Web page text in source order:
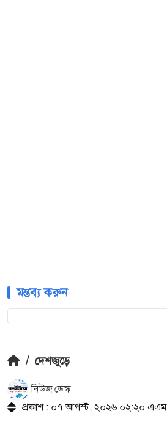
মন্তব্য করুন
/ দেশজুড়ে
নিউজ ডেস্ক
প্রকাশ : ০৭ আগস্ট, ২০২৬ ০২:২০ এএম